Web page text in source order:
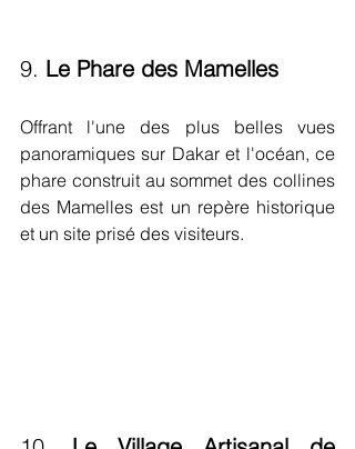
9. Le Phare des Mamelles
Offrant l'une des plus belles vues
panoramiques sur Dakar et l'océan, ce
phare construit au sommet des collines
des Mamelles est un repère historique
et un site prisé des visiteurs.